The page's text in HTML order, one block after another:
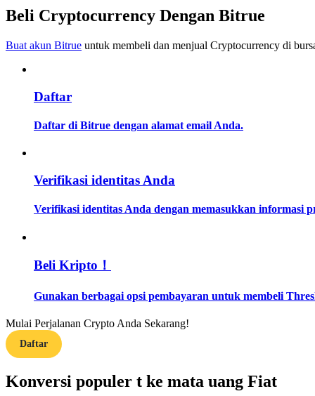
Menjadi Pedagang Salinan
Informasi
Analisis data besar termasuk info perdagangan, dll.
Memandu
Beli Cryptocurrency Dengan Bitrue
Buat akun Bitrue untuk membeli dan menjual Cryptocurrency di
Daftar
Daftar di Bitrue dengan alamat email Anda.
Verifikasi identitas Anda
Verifikasi identitas Anda dengan memasukkan informasi
Beli Kripto！
Gunakan berbagai opsi pembayaran untuk membeli
Mulai Perjalanan Crypto Anda Sekarang!
Daftar
Konversi populer t ke mata uang Fiat